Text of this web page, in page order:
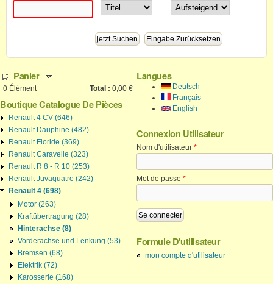
Panier
0 Élément Total : 0,00 €
Boutique Catalogue De Pièces
Renault 4 CV (646)
Renault Dauphine (482)
Renault Floride (369)
Renault Caravelle (323)
Renault R 8 - R 10 (253)
Renault Juvaquatre (242)
Renault 4 (698)
Motor (263)
Kraftübertragung (28)
Hinterachse (8)
Vorderachse und Lenkung (53)
Bremsen (68)
Elektrik (72)
Karosserie (168)
Langues
Deutsch
Français
English
Connexion Utilisateur
Nom d'utilisateur *
Mot de passe *
Formule D'utilisateur
mon compte d'utilisateur